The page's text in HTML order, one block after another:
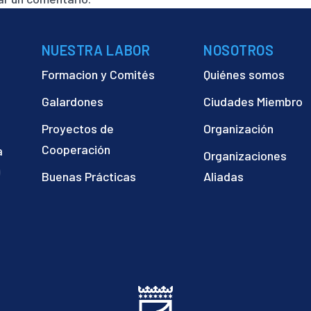
NUESTRA LABOR
Formacion y Comités
Galardones
Proyectos de
Cooperación
Buenas Prácticas
NOSOTROS
Quiénes somos
Ciudades Miembro
Organización
Organizaciones
Aliadas